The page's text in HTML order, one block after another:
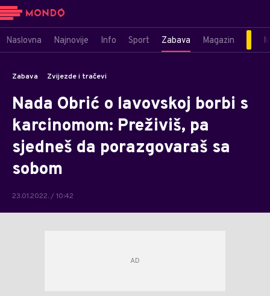
Naslovna Najnovije Info Sport Zabava Magazin
Zabava Zvijezde i tračevi
Nada Obrić o lavovskoj borbi s
karcinomom: Preživiš, pa
sjedneš da porazgovaraš sa
sobom
23.01.2022. / 10:42